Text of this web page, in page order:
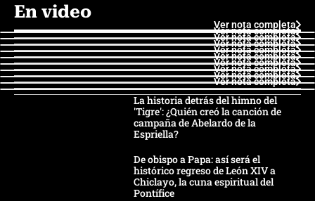
En video
Ver nota completa
Ver nota completa
Ver nota completa
Ver nota completa
Ver nota completa
Ver nota completa
Ver nota completa
Ver nota completa
Ver nota completa
Ver nota completa
La historia detrás del himno del
'Tigre': ¿Quién creó la canción de
campaña de Abelardo de la
Espriella?
De obispo a Papa: así será el
histórico regreso de León XIV a
Chiclayo, la cuna espiritual del
Pontífice